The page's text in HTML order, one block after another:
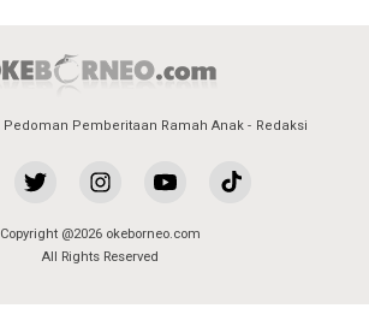
Pedoman Pemberitaan Ramah Anak Redaksi
Copyright @2026 okeborneo.com
All Rights Reserved